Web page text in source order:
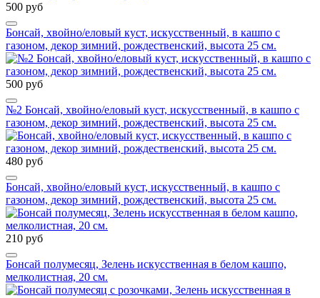
500 руб
Бонсай, хвойно/еловый куст, искусственный, в кашпо с
газоном, декор зимний, рождественский, высота 25 см.
500 руб
№2 Бонсай, хвойно/еловый куст, искусственный, в кашпо с
газоном, декор зимний, рождественский, высота 25 см.
480 руб
Бонсай, хвойно/еловый куст, искусственный, в кашпо с
газоном, декор зимний, рождественский, высота 25 см.
210 руб
Бонсай полумесяц, Зелень искусственная в белом кашпо,
мелколистная, 20 см.